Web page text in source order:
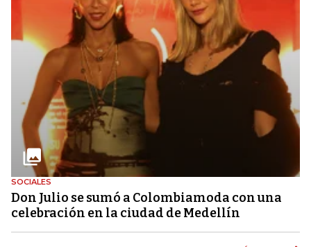
SOCIALES
Don Julio se sumó a Colombiamoda con una
celebración en la ciudad de Medellín